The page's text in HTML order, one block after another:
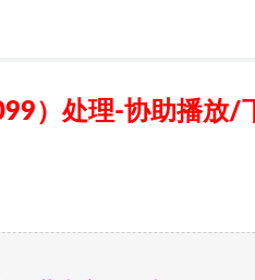
） 处理-协助播放/